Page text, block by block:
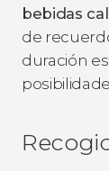
bebidas
de
duración